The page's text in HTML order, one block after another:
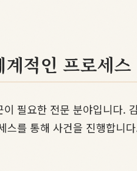
적인 프로세스
필요한 전문 분야입니다.
스를 통해 사건을 진행합니